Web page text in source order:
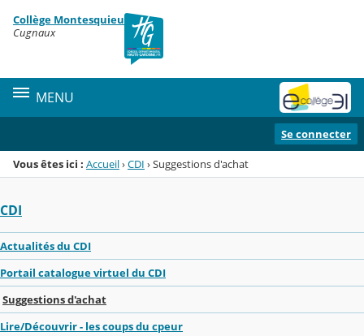
Menu de la rubrique
Contenu
Collège Montesquieu
Cugnaux
MENU
Se connecter
Vous êtes ici : Accueil›CDI ›Suggestions d'achat
CDI
Actualités du CDI
Portail catalogue virtuel du CDI
Suggestions d'achat
Lire/Découvrir - les coups du cpeur